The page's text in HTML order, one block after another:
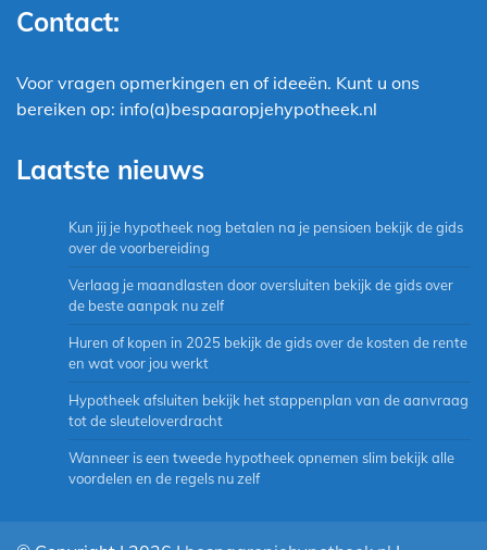
Contact:
Voor vragen opmerkingen en of ideeën. Kunt u ons
bereiken op: info(a)bespaaropjehypotheek.nl
Laatste nieuws
Kun jij je hypotheek nog betalen na je pensioen bekijk de gids
over de voorbereiding
Verlaag je maandlasten door oversluiten bekijk de gids over
de beste aanpak nu zelf
Huren of kopen in 2025 bekijk de gids over de kosten de rente
en wat voor jou werkt
Hypotheek afsluiten bekijk het stappenplan van de aanvraag
tot de sleuteloverdracht
Wanneer is een tweede hypotheek opnemen slim bekijk alle
voordelen en de regels nu zelf